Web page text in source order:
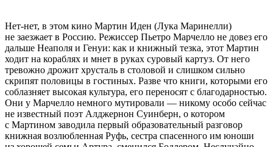
Нет-нет, в этом кино Мартин Иден (Лука Маринелли)
не заезжает в Россию. Режиссер Пьетро Марчелло не довез его
дальше Неаполя и Генуи: как и книжный тезка, этот Мартин
ходит на кораблях и мнет в руках суровый картуз. От него
тревожно дрожит хрусталь в столовой и слишком сильно
скрипят половицы в гостиных. Разве что книги, которыми его
соблазняет высокая культура, его переносят с благодарностью.
Они у Марчелло немного мутировали — никому особо сейчас
не известный поэт Алджернон Суинберн, о котором
с Мартином заводила первый образовательный разговор
книжная возлюбленная Руфь, сестра спасенного им юноши